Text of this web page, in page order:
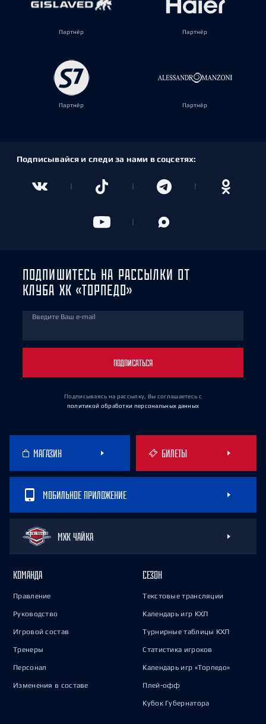
Партнёр Партнёр
Партнёр Партнёр
Подписывайся и следи за нами в соцсетях:
ПОДПИШИТЕСЬ НА РАССЫЛКИ ОТ
КЛУБА ХК «ТОРПЕДО»
Введите Ваш e-mail
ПОДПИСАТЬСЯ
Подписываясь на рассылку, Вы соглашаетесь с
политикой обработки персональных данных
МАГАЗИН БИЛЕТЫ
МОБИЛЬНОЕ ПРИЛОЖЕНИЕ
МХК ЧАЙКА
КОМАНДА
Правление
Руководство
Игровой состав
Тренеры
Персонал
Изменения в составе
СЕЗОН
Текстовые трансляции
Календарь игр КХЛ
Турнирные таблицы КХЛ
Статистика игроков
Календарь игр «Торпедо»
Плей-офф
Кубок Губернатора